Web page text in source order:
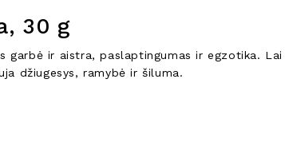
30 g
garbė ir aistra, paslaptingumas ir egzotika.
džiugesys, ramybė ir šiluma.